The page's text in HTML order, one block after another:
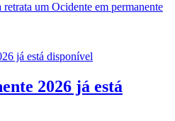
um Ocidente em permanente
2026 já está